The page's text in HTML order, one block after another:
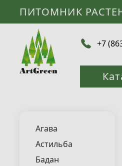
ПИТОМНИК
+7
Агава
Астильба
Бадан